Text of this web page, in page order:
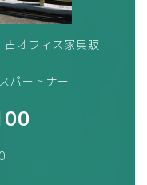
オフィス家具販
パートナー